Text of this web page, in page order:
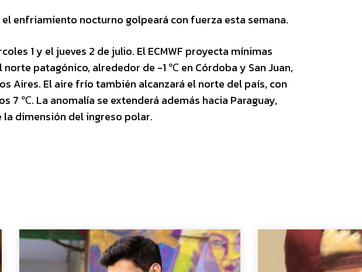
enfriamiento nocturno golpeará con fuerza esta semana.
1 y el jueves 2 de julio. El ECMWF proyecta mínimas
patagónico, alrededor de -1 ℃ en Córdoba y San Juan,
Aires. El aire frío también alcanzará el norte del país, con
7 ℃. La anomalía se extenderá además hacia Paraguay,
la dimensión del ingreso polar.